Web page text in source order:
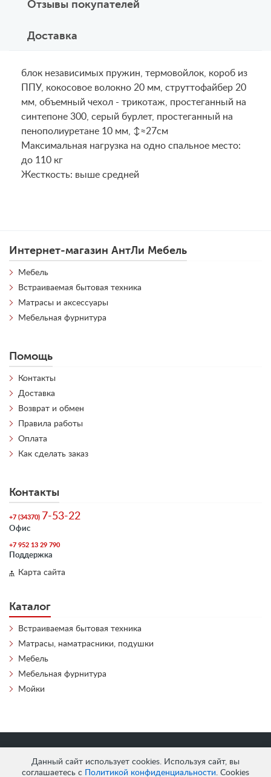
Данный сайт использует cookies. Используя сайт, вы
соглашаетесь с
Политикой конфиденциальности. Cookies
Отзывы покупателей
Доставка
блок независимых пружин, термовойлок, короб из
ППУ, кокосовое волокно 20 мм, струттофайбер 20
мм, объемный чехол - трикотаж, простеганный на
синтепоне 300, серый бурлет, простеганный на
пенополиуретане 10 мм, ↕≈27см
Maксимальная нагрузка на одно спальное место:
до 110 кг
Жесткость: выше средней
Интернет-магазин АнтЛи Мебель
Мебель
Встраиваемая бытовая техника
Матрасы и аксессуары
Мебельная фурнитура
Помощь
Контакты
Доставка
Возврат и обмен
Правила работы
Оплата
Как сделать заказ
Контакты
+7 (34370) 7-53-22
Офис
+7 952 13 29 790
Поддержка
Карта сайта
Каталог
Встраиваемая бытовая техника
Матрасы, наматрасники, подушки
Мебель
Мебельная фурнитура
Мойки